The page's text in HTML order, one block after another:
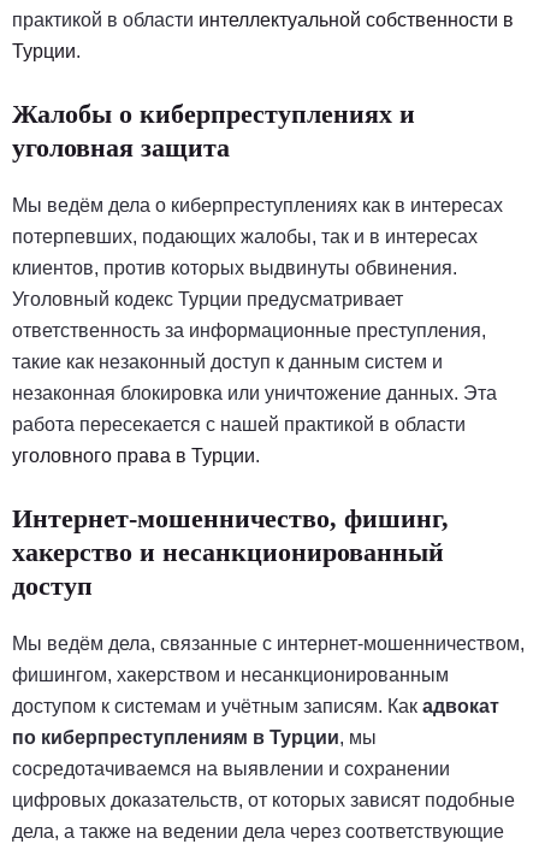
практикой в области интеллектуальной собственности в
Турции.
Жалобы о киберпреступлениях и
уголовная защита
Мы ведём дела о киберпреступлениях как в интересах
потерпевших, подающих жалобы, так и в интересах
клиентов, против которых выдвинуты обвинения.
Уголовный кодекс Турции предусматривает
ответственность за информационные преступления,
такие как незаконный доступ к данным систем и
незаконная блокировка или уничтожение данных. Эта
работа пересекается с нашей практикой в области
уголовного права в Турции.
Интернет-мошенничество, фишинг,
хакерство и несанкционированный
доступ
Мы ведём дела, связанные с интернет-мошенничеством,
фишингом, хакерством и несанкционированным
доступом к системам и учётным записям. Как адвокат
по киберпреступлениям в Турции, мы
сосредотачиваемся на выявлении и сохранении
цифровых доказательств, от которых зависят подобные
дела, а также на ведении дела через соответствующие